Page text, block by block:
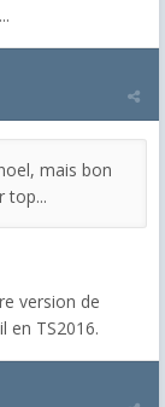
mais bon
top...
version de
en TS2016.